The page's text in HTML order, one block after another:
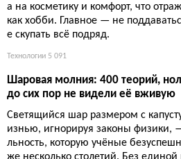
а на косметику и комфорт, что
как хобби. Главное — не
е скупать всё подряд.
Технологии 5 091
Шаровая молния: 400 теорий,
до сих пор не видели её вживую
Светящийся шар размером с
изнью, игнорируя законы физики,
льность, которую учёные
же несколько столетий. Без